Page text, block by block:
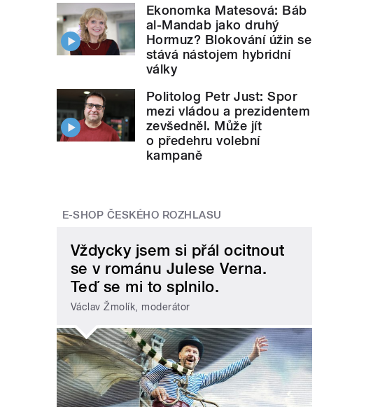
Ekonomka Matesová: Báb
al-Mandab jako druhý
Hormuz? Blokování úžin se
stává nástojem hybridní
války
Politolog Petr Just: Spor
mezi vládou a prezidentem
zevšedněl. Může jít
o předehru volební
kampaně
E-SHOP ČESKÉHO ROZHLASU
Vždycky jsem si přál ocitnout
se v románu Julese Verna.
Teď se mi to splnilo.
Václav Žmolík, moderátor